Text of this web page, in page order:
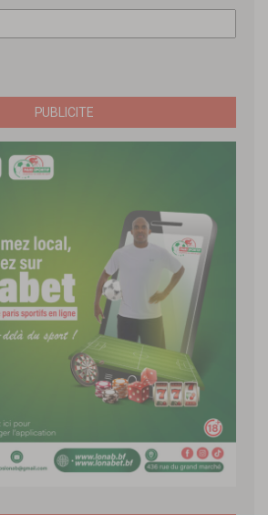
PUBLICITE